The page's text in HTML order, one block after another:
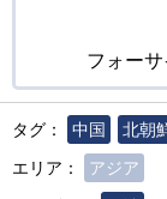
フォー
タグ： 中国 北朝
エリア：
アジア